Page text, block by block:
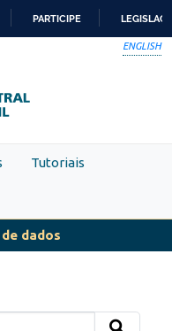
PARTICIPE
ENGLISH
Tutoriais
dados